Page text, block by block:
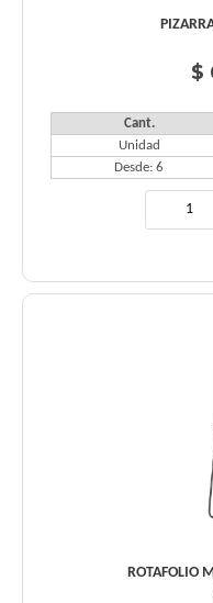
$
Cant.
Unidad
Desde: 6
ROTAFOLIO